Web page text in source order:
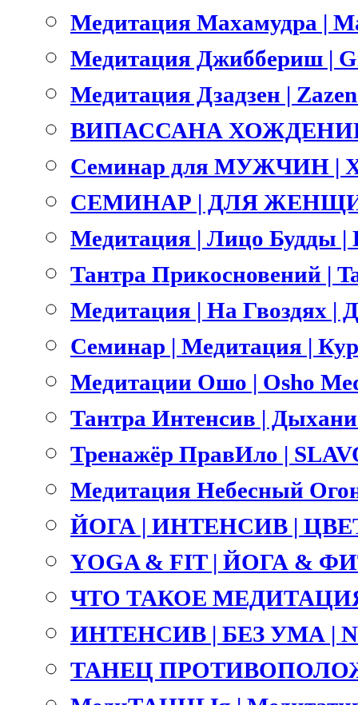
Медитация Махамудра |
Медитация Джиббериш |
Медитация Дзадзен |
ВИПАССАНА ХОЖДЕНИЕ
Семинар для МУЖЧИН |
СЕМИНАР | ДЛЯ
Медитация | Лицо Будды |
Тантра Прикосновений |
Медитация | На Гвоздях |
Семинар | Медитация |
Медитации Ошо | Osho
Тантра Интенсив |
Тренажёр ПравИло |
Медитация Небесный
ЙОГА | ИНТЕНСИВ |
YOGA & FIT | ЙОГА &
ЧТО ТАКОЕ
ИНТЕНСИВ | БЕЗ УМА |
ТАНЕЦ